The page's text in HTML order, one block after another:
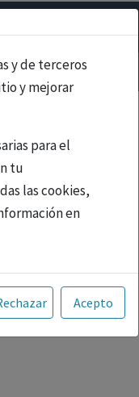
y de terceros
y mejorar
para el
tu
las cookies,
en
Web está
y, por
legalmente
medicamentos
técnica de los
informativo,
Acepto